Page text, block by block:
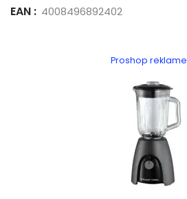
EAN : 4008496892402
Proshop reklame